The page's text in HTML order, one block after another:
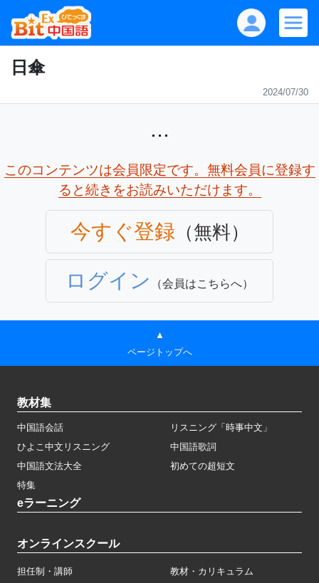
日傘
2024/07/30
...
このコンテンツは会員限定です。無料会員に登録す
ると続きをお読みいただけます。
今すぐ登録 （無料）
ログイン （会員はこちらへ）
▲
ページトップへ
教材集
中国語会話
リスニング「時事中文」
ひよこ中文リスニング
中国語歌詞
中国語文法大全
初めての超短文
特集
eラーニング
オンラインスクール
担任制・講師 教材・カリキュラム